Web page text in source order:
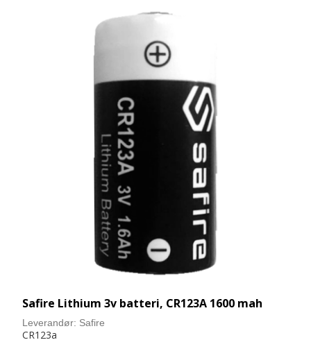
Safire Lithium 3v batteri, CR123A 1600 mah
Leverandør: Safire
CR123a